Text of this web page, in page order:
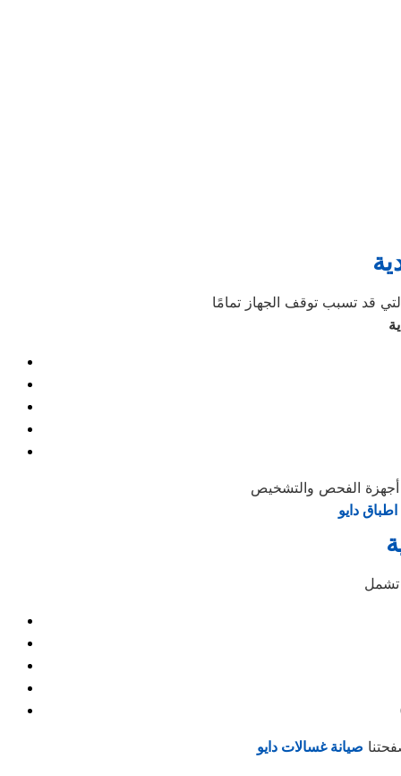
دايو
صيانة غسالات دايو